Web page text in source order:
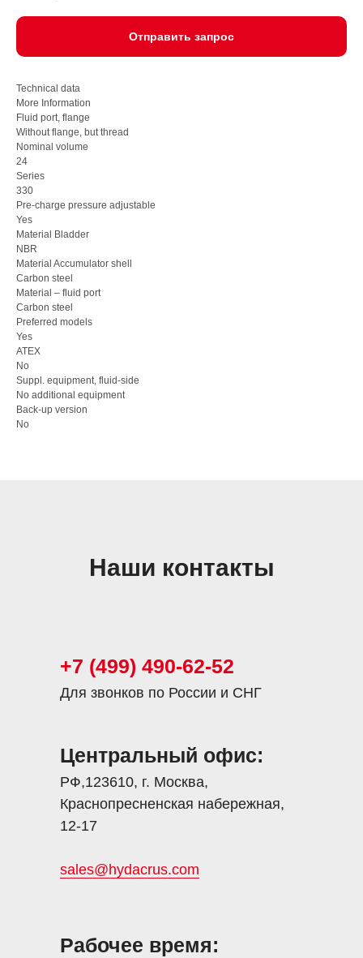
Отправить запрос
Technical data
More Information
Fluid port, flange
Without flange, but thread
Nominal volume
24
Series
330
Pre-charge pressure adjustable
Yes
Material Bladder
NBR
Material Accumulator shell
Carbon steel
Material – fluid port
Carbon steel
Preferred models
Yes
ATEX
No
Suppl. equipment, fluid-side
No additional equipment
Back-up version
No
Наши контакты
Для звонков по России и СНГ
+7 (499) 490-62-52
РФ,123610, г. Москва,
Краснопресненская набережная,
12-17
sales@hydacrus.com
Центральный офис:
Рабочее время: